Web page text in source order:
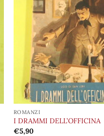
ROMANZI
I DRAMMI DELL’OFFICINA
€5,90